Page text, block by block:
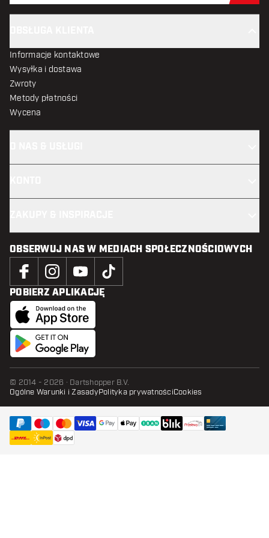
Informacje kontaktowe
Wysyłka i dostawa
Zwroty
Metody płatności
Wycena
OBSERWUJ NAS W MEDIACH SPOŁECZNOŚCIOWYCH
POBIERZ APLIKACJĘ
© 2014 - 2026 · Dartshopper B.V.
Ogólne Warunki i ZasadyPolityka prywatnościCookies